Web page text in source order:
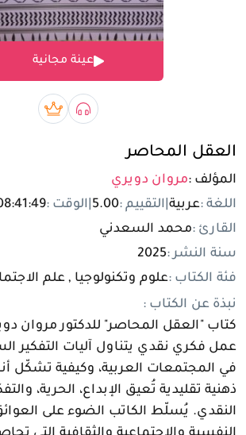
تسجيل الدخول
مستخدم جديد
عينة مجانية
صوتي bookبريميوم book
العقل المحاصر
المؤلف :مروان دويري
اللغة :عربية التقييم :5.00 الوقت :
القارئ :محمد السعدني
سنة النشر :2025
فئة الكتاب :علوم وتكنولوجيا , علم
نبذة عن الكتاب :
كتاب "العقل المحاصر" للدكتور مروان
عمل فكري نقدي يتناول آليات التفكير
في المجتمعات العربية، وكيفية تشكّل
ذهنية تقليدية تُعيق الإبداع، الحرية،
النقدي. يُسلّط الكاتب الضوء على